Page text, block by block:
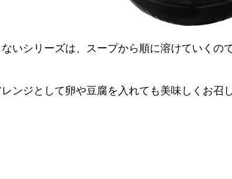
いシリーズは、スープから順に溶けていくの
ンジとして卵や豆腐を入れても美味しくお召